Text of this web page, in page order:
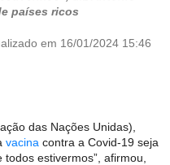
países ricos
em 16/01/2024 15:46
das Nações Unidas),
vacina contra a Covid-19 seja
estivermos”, afirmou,